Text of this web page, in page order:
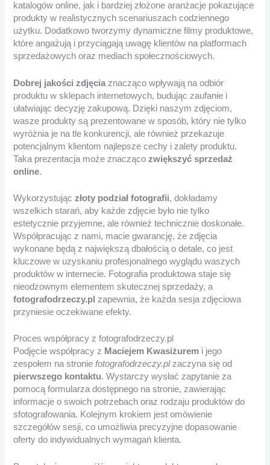
katalogów online, jak i bardziej złożone aranżacje pokazujące
produkty w realistycznych scenariuszach codziennego
użytku. Dodatkowo tworzymy dynamiczne filmy produktowe,
które angażują i przyciągają uwagę klientów na platformach
sprzedażowych oraz mediach społecznościowych.
Dobrej jakości zdjęcia znacząco wpływają na odbiór
produktu w sklepach internetowych, budując zaufanie i
ułatwiając decyzję zakupową. Dzięki naszym zdjęciom,
wasze produkty są prezentowane w sposób, który nie tylko
wyróżnia je na tle konkurencji, ale również przekazuje
potencjalnym klientom najlepsze cechy i zalety produktu.
Taka prezentacja może znaczącozwiększyć sprzedaż
online.
Wykorzystujączłoty podział fotografii, dokładamy
wszelkich starań, aby każde zdjęcie było nie tylko
estetycznie przyjemne, ale również technicznie doskonałe.
Współpracując z nami, macie gwarancję, że zdjęcia
wykonane będą z największą dbałością o detale, co jest
kluczowe w uzyskaniu profesjonalnego wyglądu waszych
produktów w internecie. Fotografia produktowa staje się
nieodzownym elementem skutecznej sprzedaży, a
fotografodrzeczy.pl zapewnia, że każda sesja zdjęciowa
przyniesie oczekiwane efekty.
Proces współpracy z fotografodrzeczy.pl
Podjęcie współpracy z Maciejem Kwasiżurem i jego
zespołem na stroniefotografodrzeczy.plzaczyna się od
pierwszego kontaktu. Wystarczy wysłać zapytanie za
pomocą formularza dostępnego na stronie, zawierając
informacje o swoich potrzebach oraz rodzaju produktów do
sfotografowania. Kolejnym krokiem jest omówienie
szczegółów sesji, co umożliwia precyzyjne dopasowanie
oferty do indywidualnych wymagań klienta.